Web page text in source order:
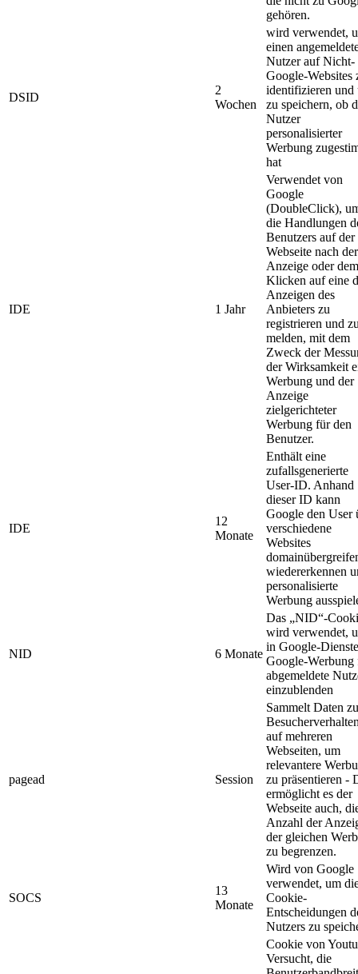
gehören.
DSID
2
Wochen
wird verwendet,
einen
Nutzer auf Nicht-
Google-Websites
identifizieren und
zu speichern, ob
Nutzer
personalisierter
Werbung
hat
IDE 1 Jahr
Verwendet von
Google
(DoubleClick),
die Handlungen
Benutzers auf der
Webseite nach der
Anzeige oder dem
Klicken auf eine
Anzeigen des
Anbieters zu
registrieren und
melden, mit dem
Zweck der
der Wirksamkeit
Werbung und der
Anzeige
zielgerichteter
Werbung für den
Benutzer.
IDE
12
Monate
Enthält eine
zufallsgenerierte
User-ID. Anhand
dieser ID kann
Google den User
verschiedene
Websites
wiedererkennen
personalisierte
Werbung
NID 6 Monate
Das „NID“-
wird verwendet,
in Google-
Google-Werbung
abgemeldete
einzublenden
pagead Session
Sammelt Daten
auf mehreren
Webseiten, um
relevantere
zu präsentieren -
ermöglicht es der
Webseite auch,
Anzahl der
der gleichen
zu begrenzen.
SOCS
13
Monate
Wird von Google
verwendet, um
Cookie-
Entscheidungen
Nutzers zu
Cookie von
Versucht, die